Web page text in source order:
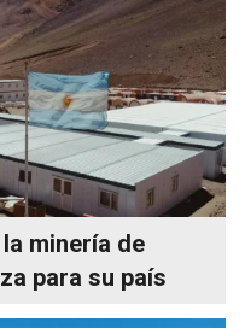
minería de
para su país